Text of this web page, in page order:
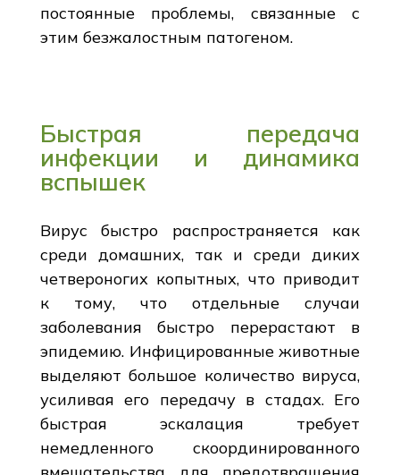
постоянные проблемы, связанные с
этим безжалостным патогеном.
Быстрая передача
инфекции и динамика
вспышек
Вирус быстро распространяется как
среди домашних, так и среди диких
четвероногих копытных, что приводит
к тому, что отдельные случаи
заболевания быстро перерастают в
эпидемию. Инфицированные животные
выделяют большое количество вируса,
усиливая его передачу в стадах. Его
быстрая эскалация требует
немедленного скоординированного